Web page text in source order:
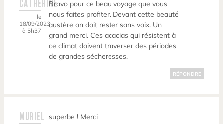
CATHERINE
le
18/09/2023
à 5h37
Bravo pour ce beau voyage que vous
nous faites profiter. Devant cette beauté
austère on doit rester sans voix. Un
grand merci. Ces acacias qui résistent à
ce climat doivent traverser des périodes
de grandes sécheresses.
RÉPONDRE
MURIEL superbe ! Merci